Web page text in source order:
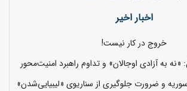
اخبار اخیر
خروج در کار نیست!
«نه به آزادی اوجالان» و تداوم راهبرد امنیت‌محور
سوریه و ضرورت جلوگیری از سناریوی «لیبیایی‌شدن»